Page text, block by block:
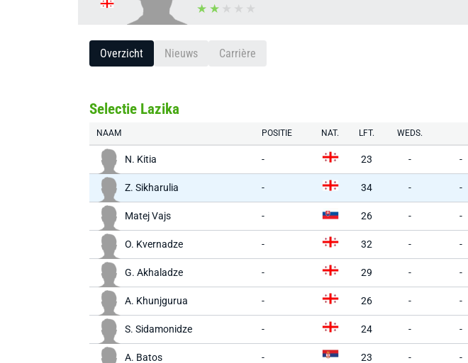
Overzicht Nieuws Carrière
Selectie Lazika
NAAM POSITIE NAT. LFT. WEDS.
N. Kitia - 23 - -
Z. Sikharulia - 34 - -
Matej Vajs - 26 - -
O. Kvernadze - 32 - -
G. Akhaladze - 29 - -
A. Khunjgurua - 26 - -
S. Sidamonidze - 24 - -
A. Batos - 23 - -